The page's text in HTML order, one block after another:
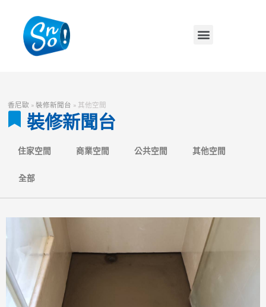
香尼歐 »裝修新聞台 » 其他空間
裝修新聞台
住家空間 商業空間 公共空間 其他空間
全部